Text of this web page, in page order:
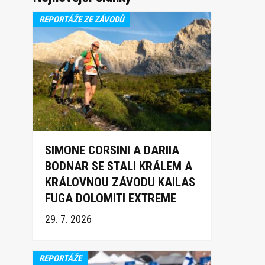
REPORTÁŽE ZE ZÁVODŮ
SIMONE CORSINI A DARIIA
BODNAR SE STALI KRÁLEM A
KRÁLOVNOU ZÁVODU KAILAS
FUGA DOLOMITI EXTREME
TRAIL 2026
29. 7. 2026
REPORTÁŽE